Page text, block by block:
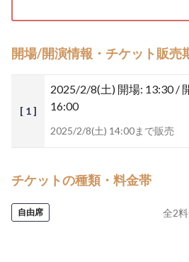
開場/開演情報・チケット販売
[ 1 ]
2025/2/8(土) 開場: 13:30 /
16:00
2025/2/8(土) 14:00まで販売
チケットの種類・料金帯
自由席 全2